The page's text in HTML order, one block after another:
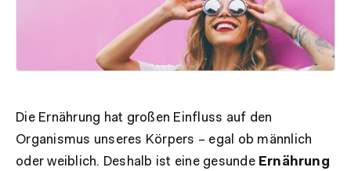
Die Ernährung hat großen Einfluss auf den
Organismus unseres Körpers – egal ob männlich
oder weiblich. Deshalb ist eine gesunde Ernährung